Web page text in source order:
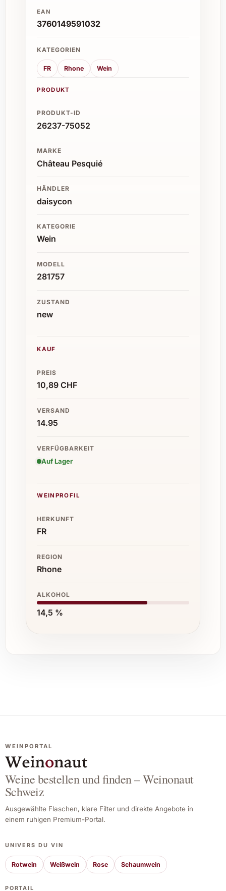
EAN
3760149591032
KATEGORIEN
FR Rhone Wein
PRODUKT
PRODUKT-ID
26237-75052
MARKE
Château Pesquié
HÄNDLER
daisycon
KATEGORIE
Wein
MODELL
281757
ZUSTAND
new
KAUF
PREIS
10,89 CHF
VERSAND
14.95
VERFÜGBARKEIT
Auf Lager
WEINPROFIL
HERKUNFT
FR
REGION
Rhone
ALKOHOL
14,5 %
WEINPORTAL
Weine bestellen und finden – Weinonaut
Schweiz
Ausgewählte Flaschen, klare Filter und direkte Angebote in
einem ruhigen Premium-Portal.
UNIVERS DU VIN
Rotwein Weißwein Rose Schaumwein
PORTAIL